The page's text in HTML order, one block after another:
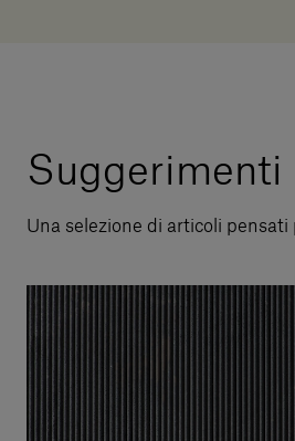
Suggerimenti
Una selezione di articoli